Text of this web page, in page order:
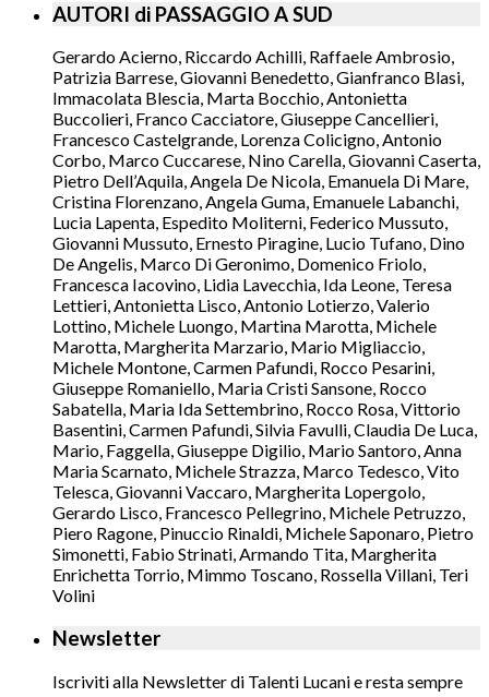
AUTORI di PASSAGGIO A SUD
Gerardo Acierno, Riccardo Achilli, Raffaele Ambrosio,
Patrizia Barrese, Giovanni Benedetto, Gianfranco Blasi,
Immacolata Blescia, Marta Bocchio, Antonietta
Buccolieri, Franco Cacciatore, Giuseppe Cancellieri,
Francesco Castelgrande, Lorenza Colicigno, Antonio
Corbo, Marco Cuccarese, Nino Carella, Giovanni Caserta,
Pietro Dell’Aquila, Angela De Nicola, Emanuela Di Mare,
Cristina Florenzano, Angela Guma, Emanuele Labanchi,
Lucia Lapenta, Espedito Moliterni, Federico Mussuto,
Giovanni Mussuto, Ernesto Piragine, Lucio Tufano, Dino
De Angelis, Marco Di Geronimo, Domenico Friolo,
Francesca Iacovino, Lidia Lavecchia, Ida Leone, Teresa
Lettieri, Antonietta Lisco, Antonio Lotierzo, Valerio
Lottino, Michele Luongo, Martina Marotta, Michele
Marotta, Margherita Marzario, Mario Migliaccio,
Michele Montone, Carmen Pafundi, Rocco Pesarini,
Giuseppe Romaniello, Maria Cristi Sansone, Rocco
Sabatella, Maria Ida Settembrino, Rocco Rosa, Vittorio
Basentini, Carmen Pafundi, Silvia Favulli, Claudia De Luca,
Mario, Faggella, Giuseppe Digilio, Mario Santoro, Anna
Maria Scarnato, Michele Strazza, Marco Tedesco, Vito
Telesca, Giovanni Vaccaro, Margherita Lopergolo,
Gerardo Lisco, Francesco Pellegrino, Michele Petruzzo,
Piero Ragone, Pinuccio Rinaldi, Michele Saponaro, Pietro
Simonetti, Fabio Strinati, Armando Tita, Margherita
Enrichetta Torrio, Mimmo Toscano, Rossella Villani, Teri
Volini
Newsletter
Iscriviti alla Newsletter di Talenti Lucani e resta sempre